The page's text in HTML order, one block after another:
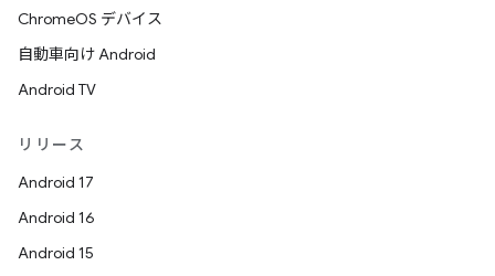
ChromeOS デバイス
自動車向け Android
Android TV
リリース
Android 17
Android 16
Android 15